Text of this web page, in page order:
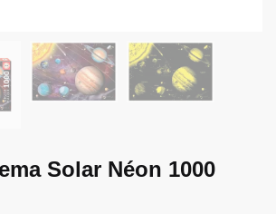
Solar Néon 1000